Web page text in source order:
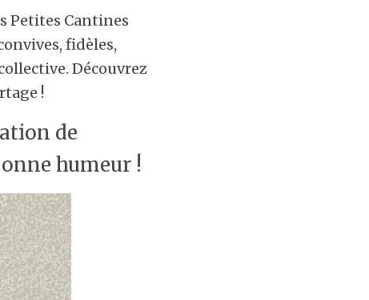
Petites Cantines
fidèles,
Découvrez
!
de
humeur !